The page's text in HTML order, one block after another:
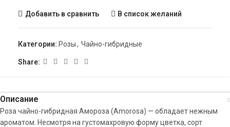
Добавить в сравнить В список желаний
Категории: Розы, Чайно-гибридные
Share:
Описание
Роза чайно-гибридная Амороза (Amorosa) — обладает нежным
ароматом. Несмотря на густомахровую форму цветка, сорт